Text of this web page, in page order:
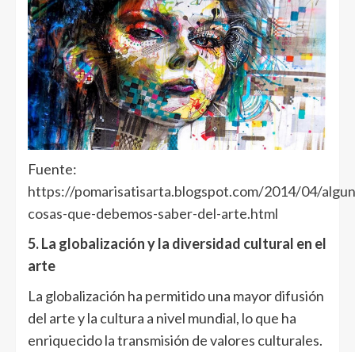
Fuente:
https://pomarisatisarta.blogspot.com/2014/04/
cosas-que-debemos-saber-del-arte.html
5. La globalización y la diversidad cultural en el
arte
La globalización ha permitido una mayor difusión
del arte y la cultura a nivel mundial, lo que ha
enriquecido la transmisión de valores culturales.